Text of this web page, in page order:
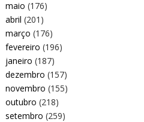
maio (176)
abril (201)
março (176)
fevereiro (196)
janeiro (187)
dezembro (157)
novembro (155)
outubro (218)
setembro (259)